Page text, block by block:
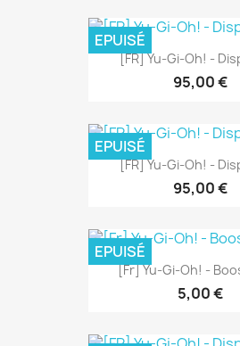
[FR] Yu-Gi-Oh! -
95,00 €
EPUISÉ
[FR] Yu-Gi-Oh! -
95,00 €
EPUISÉ
[Fr] Yu-Gi-Oh! -
5,00 €
EPUISÉ